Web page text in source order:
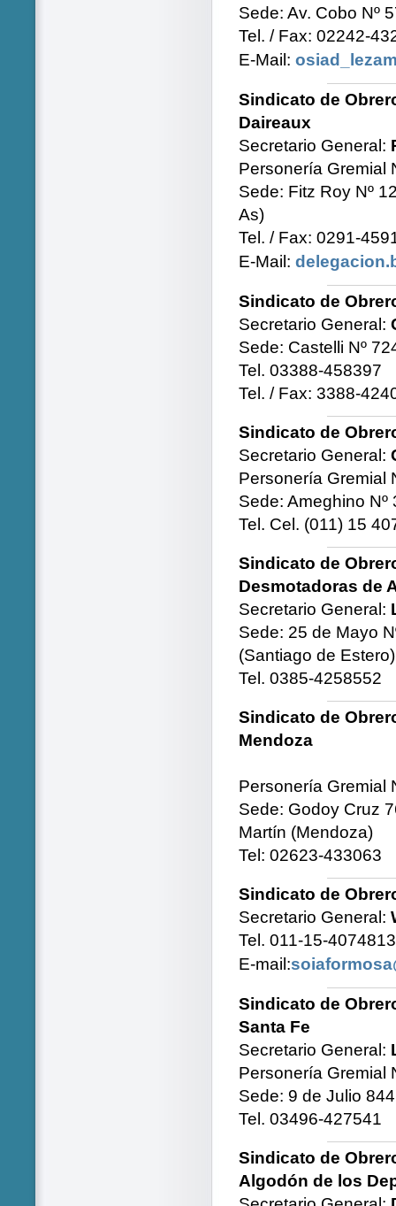
Sede: Av. Cobo Nº
Tel. / Fax: 02242-
E-Mail:
Sindicato de
Daireaux
Secretario General:
Personería Gremial
Sede: Fitz Roy Nº
As)
Tel. / Fax: 0291-
E-Mail:
Sindicato de
Secretario General:
Sede: Castelli Nº
Tel. 03388-458397
Tel. / Fax: 3388-
Sindicato de
Secretario General:
Personería Gremial
Sede: Ameghino
Tel. Cel. (011) 15
Sindicato de
Desmotadoras de
Secretario General:
Sede: 25 de Mayo
(Santiago de Estero)
Tel. 0385-4258552
Sindicato de
Mendoza
Personería Gremial
Sede: Godoy Cruz
Martín (Mendoza)
Tel: 02623-433063
Sindicato de
Secretario General:
Tel. 011-15-
E-mail:
Sindicato de
Santa Fe
Secretario General:
Personería Gremial
Sede: 9 de Julio
Tel. 03496-427541
Sindicato de
Algodón de los